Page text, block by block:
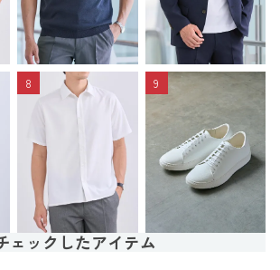
8 9
ェックしたアイテム